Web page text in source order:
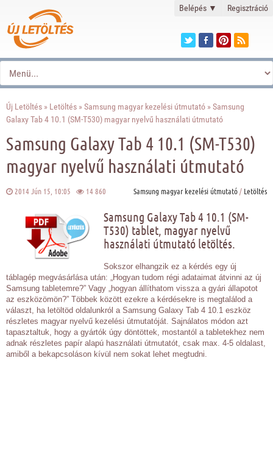
Belépés ▼ Regisztráció
Új Letöltés » Letöltés »Samsung magyar kezelési útmutató » Samsung
Galaxy Tab 4 10.1 (SM-T530) magyar nyelvű használati útmutató
Samsung Galaxy Tab 4 10.1 (SM-T530)
magyar nyelvű használati útmutató
2014 Jún 15, 10:05 14 860 Samsung magyar kezelési útmutató/ Letöltés
Samsung Galaxy Tab 4 10.1 (SM-
T530) tablet, magyar nyelvű
használati útmutató letöltés.
Sokszor elhangzik ez a kérdés egy új
táblagép megvásárlása után: „Hogyan tudom régi adataimat átvinni az új
Samsung tabletemre?” Vagy „hogyan állíthatom vissza a gyári állapotot
az eszközömön?” Többek között ezekre a kérdésekre is megtalálod a
választ, ha letöltöd oldalunkról a Samsung Galaxy Tab 4 10.1 eszköz
részletes magyar nyelvű kezelési útmutatóját. Sajnálatos módon azt
tapasztaltuk, hogy a gyártók úgy döntöttek, mostantól a tabletekhez nem
adnak részletes papír alapú használati útmutatót, csak max. 4-5 oldalast,
amiből a bekapcsoláson kívül nem sokat lehet megtudni.